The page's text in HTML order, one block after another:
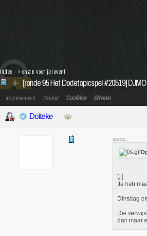
[ronde 95 Het Dodetopicspel #20519]
Index » onzin voor je leven!
abonnement Unibet Coolblue Bitvavo
Dotteke
quote:
[..]
Ja heb
Dinsdag
Die
dan maar